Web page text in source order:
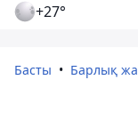
+27°
Басты Барлық